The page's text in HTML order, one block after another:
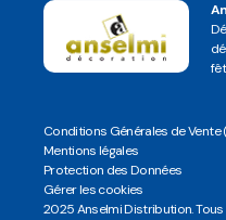
Conditions Générales de Vente
Mentions légales
Protection des Données
Gérer les cookies
2025 Anselmi Distribution.